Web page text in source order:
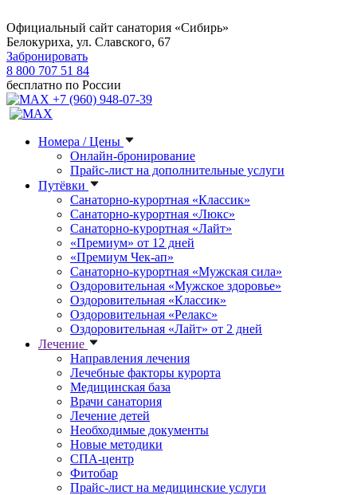
Официальный сайт санатория «Сибирь»
Белокуриха, ул. Славского, 67
Забронировать
8 800 707 51 84
бесплатно по России
+7 (960) 948-07-39
Номера / Цены
Онлайн-бронирование
Прайс-лист на дополнительные услуги
Путёвки
Санаторно-курортная «Классик»
Санаторно-курортная «Люкс»
Санаторно-курортная «Лайт»
«Премиум» от 12 дней
«Премиум Чек-ап»
Санаторно-курортная «Мужская сила»
Оздоровительная «Мужское здоровье»
Оздоровительная «Классик»
Оздоровительная «Релакс»
Оздоровительная «Лайт» от 2 дней
Лечение
Направления лечения
Лечебные факторы курорта
Медицинская база
Врачи санатория
Лечение детей
Необходимые документы
Новые методики
СПА-центр
Фитобар
Прайс-лист на медицинские услуги